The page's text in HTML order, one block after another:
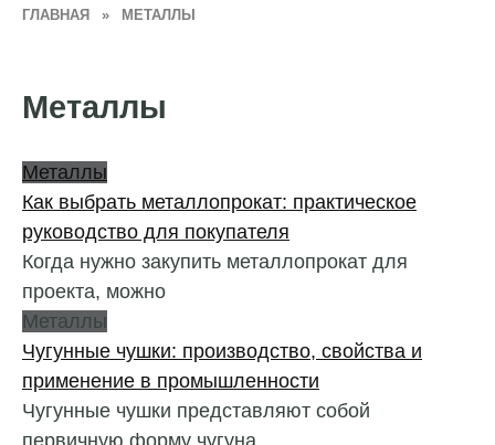
ГЛАВНАЯ » МЕТАЛЛЫ
Металлы
Металлы
Как выбрать металлопрокат: практическое
руководство для покупателя
Когда нужно закупить металлопрокат для
проекта, можно
Металлы
Чугунные чушки: производство, свойства и
применение в промышленности
Чугунные чушки представляют собой
первичную форму чугуна